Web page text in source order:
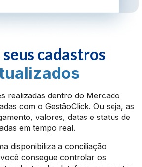
cadastros
realizadas dentro do Mercado
com o GestãoClick. Ou seja, as
valores, datas e status de
em tempo real.
disponibiliza a conciliação
consegue controlar os